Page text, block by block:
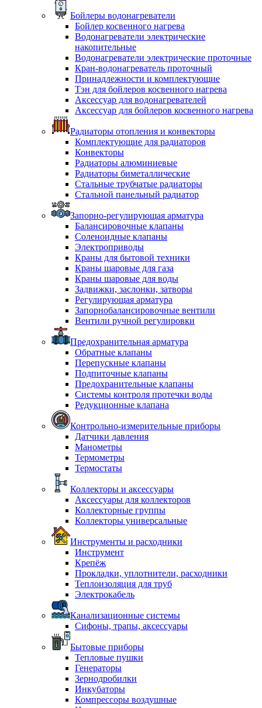
Бойлеры водонагреватели
Бойлер косвенного нагрева
Водонагреватели электрические
накопительные
Водонагреватели электрические проточные
Кран-водонагреватель проточный
Принадлежности и комплектующие
Тэн для бойлеров косвенного нагрева
Аксессуар для водонагревателей
Аксессуар для бойлеров косвенного нагрева
Радиаторы отопления и конвекторы
Комплектующие для радиаторов
Конвекторы
Радиаторы алюминиевые
Радиаторы биметаллические
Стальные трубчатые радиаторы
Стальной панельный радиатор
Запорно-регулирующая арматура
Балансировочные клапаны
Соленоидные клапаны
Электроприводы
Краны для бытовой техники
Краны шаровые для газа
Краны шаровые для воды
Задвижки, заслонки, затворы
Регулирующая арматура
Запорнобалансировочные вентили
Вентили ручной регулировки
Предохранительная арматура
Обратные клапаны
Перепускные клапаны
Подпиточные клапаны
Предохранительные клапаны
Системы контроля протечки воды
Редукционные клапана
Контрольно-измерительные приборы
Датчики давления
Манометры
Термометры
Термостаты
Коллекторы и аксессуары
Аксессуары для коллекторов
Коллекторные группы
Коллекторы универсальные
Инструменты и расходники
Инструмент
Крепёж
Прокладки, уплотнители, расходники
Теплоизоляция для труб
Электрокабель
Канализационные системы
Сифоны, трапы, аксессуары
Бытовые приборы
Тепловые пушки
Генераторы
Зернодробилки
Инкубаторы
Компрессоры воздушные